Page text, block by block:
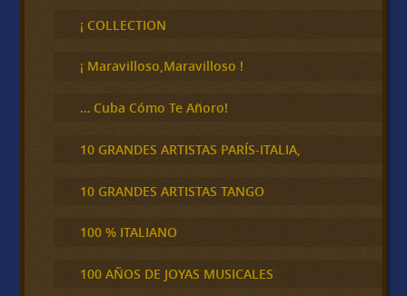
c
a
¡ COLLECTION
¡ Maravilloso,Maravilloso !
… Cuba Cómo Te Añoro!
10 GRANDES ARTISTAS PARÍS-ITALIA,
10 GRANDES ARTISTAS TANGO
100 % ITALIANO
100 AÑOS DE JOYAS MUSICALES